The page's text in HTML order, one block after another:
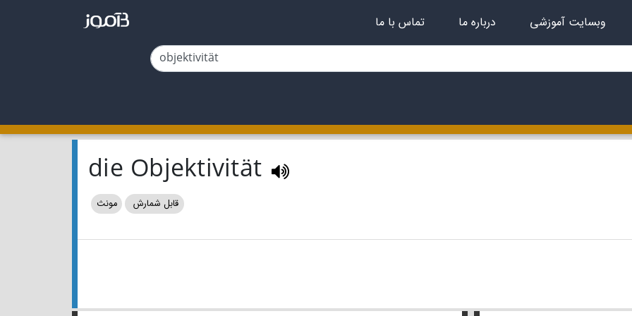
وبسایت آموزشی درباره ما تماس با ما
die Objektivität
قابل شمارش مونث